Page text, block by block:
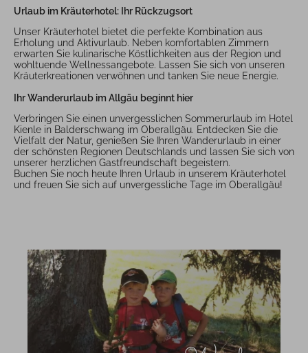
Urlaub im Kräuterhotel: Ihr Rückzugsort
Unser Kräuterhotel bietet die perfekte Kombination aus
Erholung und Aktivurlaub. Neben komfortablen Zimmern
erwarten Sie kulinarische Köstlichkeiten aus der Region und
wohltuende Wellnessangebote. Lassen Sie sich von unseren
Kräuterkreationen verwöhnen und tanken Sie neue Energie.
Ihr Wanderurlaub im Allgäu beginnt hier
Verbringen Sie einen unvergesslichen Sommerurlaub im Hotel
Kienle in Balderschwang im Oberallgäu. Entdecken Sie die
Vielfalt der Natur, genießen Sie Ihren Wanderurlaub in einer
der schönsten Regionen Deutschlands und lassen Sie sich von
unserer herzlichen Gastfreundschaft begeistern.
Buchen Sie noch heute Ihren Urlaub in unserem Kräuterhotel
und freuen Sie sich auf unvergessliche Tage im Oberallgäu!